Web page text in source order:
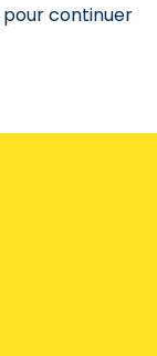
pour continuer